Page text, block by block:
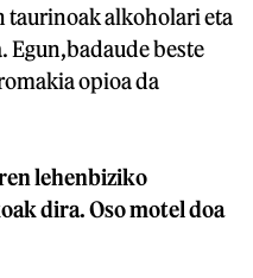
taurinoak alkoholari eta
Egun,badaude beste
opioa da
lehenbiziko
dira. Oso motel doa